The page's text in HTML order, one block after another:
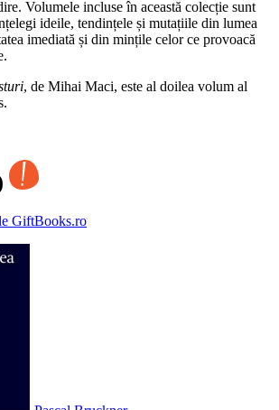
Volumele incluse în această colecție sunt
ideile, tendințele și mutațiile din lumea
imedi­ată și din mințile celor ce provoacă
, de Mihai Maci, este al doilea volum al
GiftBooks.ro